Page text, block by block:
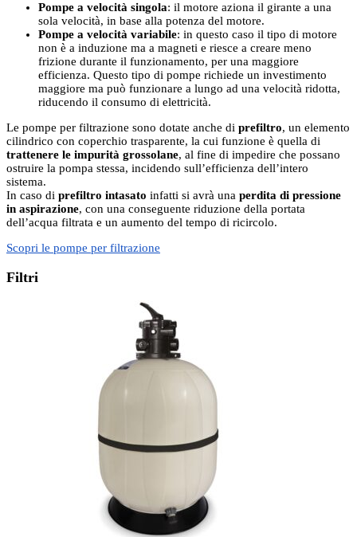
Pompe a velocità singola: il motore aziona il girante a una
sola velocità, in base alla potenza del motore.
Pompe a velocità variabile: in questo caso il tipo di motore
non è a induzione ma a magneti e riesce a creare meno
frizione durante il funzionamento, per una maggiore
efficienza. Questo tipo di pompe richiede un investimento
maggiore ma può funzionare a lungo ad una velocità ridotta,
riducendo il consumo di elettricità.
Le pompe per filtrazione sono dotate anche di prefiltro, un elemento
cilindrico con coperchio trasparente, la cui funzione è quella di
trattenere le impurità grossolane, al fine di impedire che possano
ostruire la pompa stessa, incidendo sull’efficienza dell’intero
sistema.
In caso di prefiltro intasato infatti si avrà una perdita di pressione
in aspirazione, con una conseguente riduzione della portata
dell’acqua filtrata e un aumento del tempo di ricircolo.
Scopri le pompe per filtrazione
Filtri